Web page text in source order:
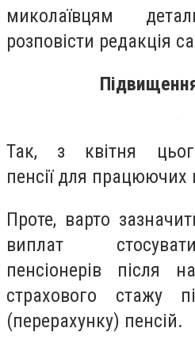
миколаївцям
розповісти редакція
Так, з квітня
пенсії для працюючих
Проте, варто
виплат
пенсіонерів після
страхового стажу
(перерахунку) пенсій.